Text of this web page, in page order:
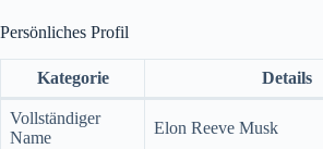
Persönliches Profil
Kategorie Details
Vollständiger
Name
Elon Reeve Musk